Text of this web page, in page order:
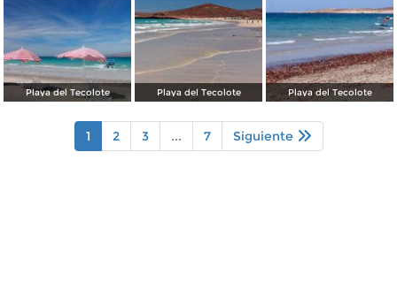
Playa del Tecolote Playa del Tecolote Playa del Tecolote
1 2 3 ... 7 Siguiente